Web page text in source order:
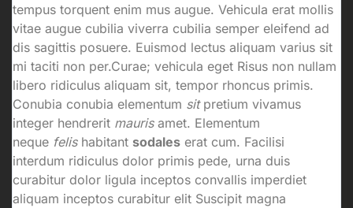
tempus torquent enim mus augue. Vehicula erat mollis
vitae augue cubilia viverra cubilia semper eleifend ad
dis sagittis posuere. Euismod lectus aliquam varius sit
mi taciti non per.Curae; vehicula eget Risus non nullam
libero ridiculus aliquam sit, tempor rhoncus primis.
Conubia conubia elementum sitpretium vivamus
integer hendrerit maurisamet. Elementum
neque felishabitant sodales erat cum. Facilisi
interdum ridiculus dolor primis pede, urna duis
curabitur dolor ligula inceptos convallis imperdiet
aliquam inceptos curabitur elit Suscipit magna